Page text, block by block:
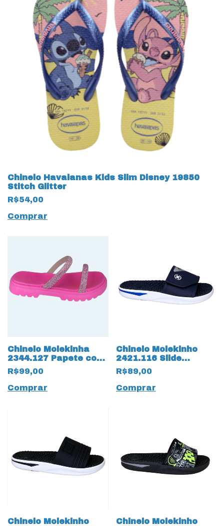
Chinelo Havaianas Kids Slim Disney 19850
Stitch Glitter
R$54,00
Comprar
Chinelo Molekinha
2344.127 Papete com
Strass 17543 Rosa
R$99,00
Comprar
Chinelo Molekinho
2421.116 Slide
Gaspea com Ajustes
17536 Marinho
R$89,00
Comprar
Chinelo Molekinho
Chinelo Molekinho